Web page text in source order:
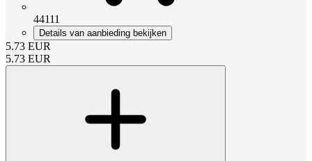
44111
Details van aanbieding bekijken
5.73 EUR
5.73 EUR